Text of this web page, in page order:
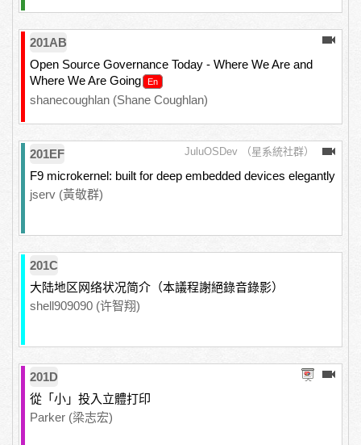
201AB
Open Source Governance Today - Where We Are and
Where We Are Going
shanecoughlan (Shane Coughlan)
201EF JuluOSDev （星系統社群）
F9 microkernel: built for deep embedded devices elegantly
jserv (黃敬群)
201C
大陆地区网络状况简介（本議程謝絕錄音錄影）
shell909090 (许智翔)
201D
從「小」投入立體打印
Parker (梁志宏)